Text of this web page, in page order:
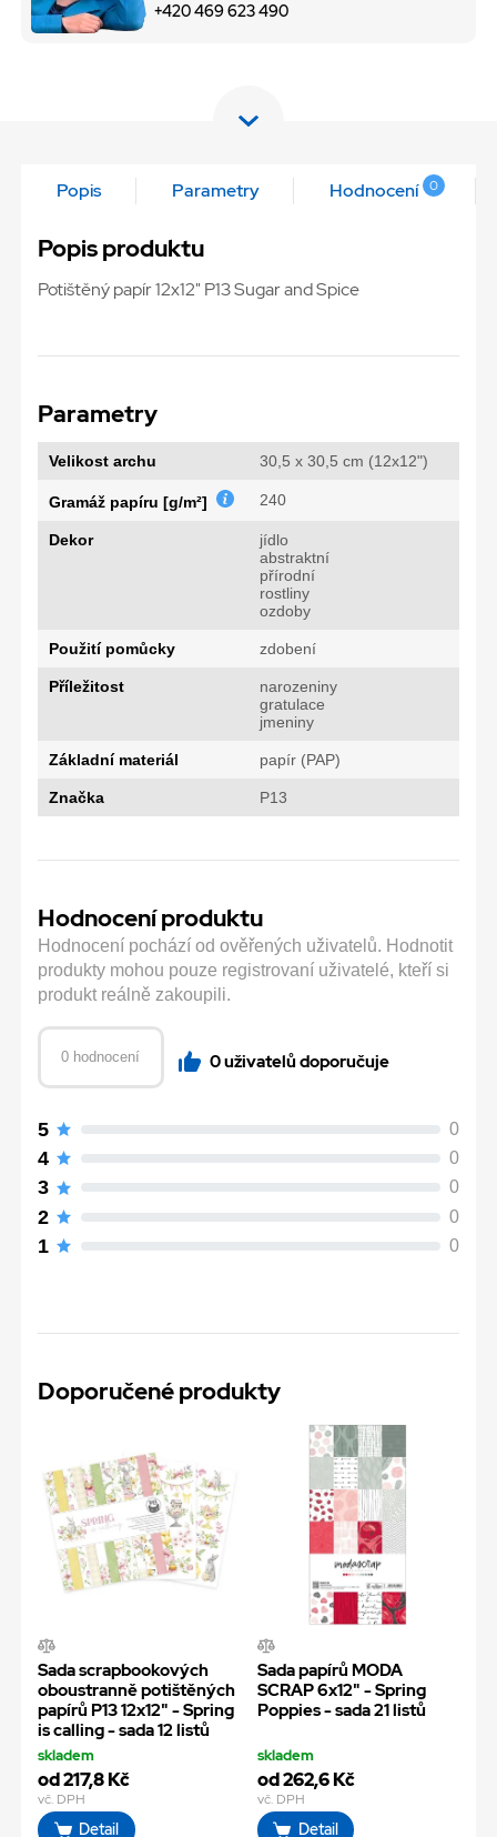
+420 469 623 490
Popis Parametry Hodnocení 0
Popis produktu
Potištěný papír 12x12" P13 Sugar and Spice
Parametry
Velikost archu 30,5 x 30,5 cm (12x12")
Gramáž papíru [g/m²] 240
Dekor
jídlo
abstraktní
přírodní
rostliny
ozdoby
Použití pomůcky zdobení
Příležitost
narozeniny
gratulace
jmeniny
Základní materiál papír (PAP)
Značka P13
Hodnocení produktu
Hodnocení pochází od ověřených uživatelů. Hodnotit
produkty mohou pouze registrovaní uživatelé, kteří si
produkt reálně zakoupili.
0 hodnocení 0 uživatelů doporučuje
5 0
4 0
3 0
2 0
1 0
Doporučené produkty
Sada scrapbookových
oboustranně potištěných
papírů P13 12x12" - Spring
is calling - sada 12 listů
skladem
od 217,8 Kč
vč. DPH
Detail
Sada papírů MODA
SCRAP 6x12" - Spring
Poppies - sada 21 listů
skladem
od 262,6 Kč
vč. DPH
Detail